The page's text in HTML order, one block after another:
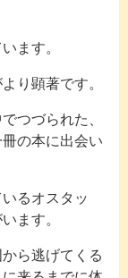
ます。
り顕著です。
つづられた、
の本に出会い
るオスタッ
ます。
ら逃げてくる